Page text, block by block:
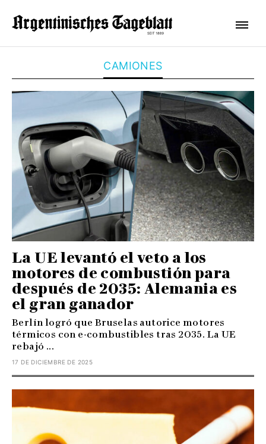
CAMIONES
La UE levantó el veto a los
motores de combustión para
después de 2035: Alemania es
el gran ganador
Berlín logró que Bruselas autorice motores
térmicos con e-combustibles tras 2035. La UE
rebajó ...
17 DE DICIEMBRE DE 2025